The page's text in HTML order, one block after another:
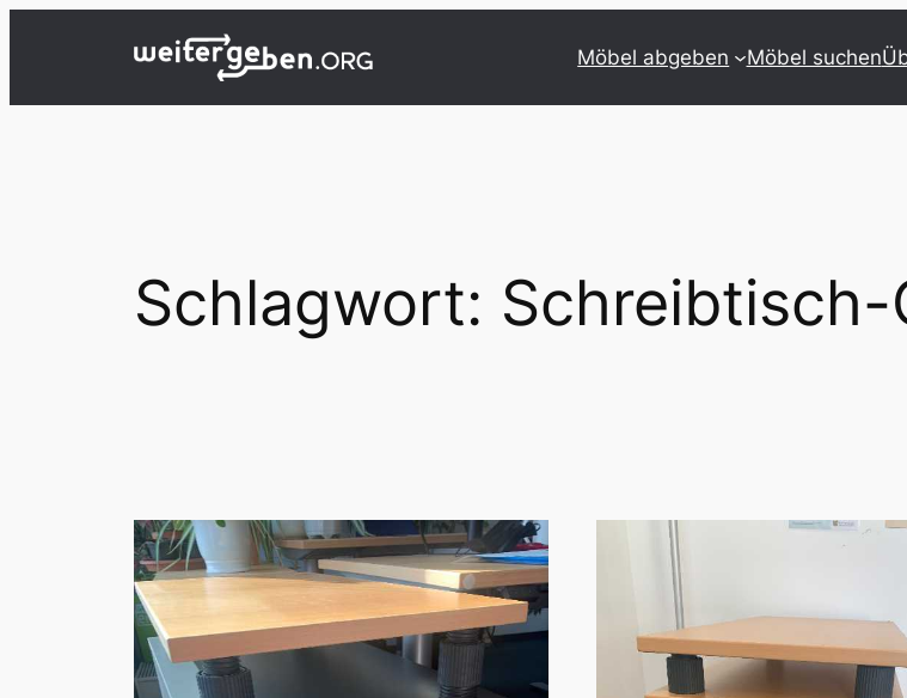
Möbel abgeben Möbel suchen
Schlagwort: